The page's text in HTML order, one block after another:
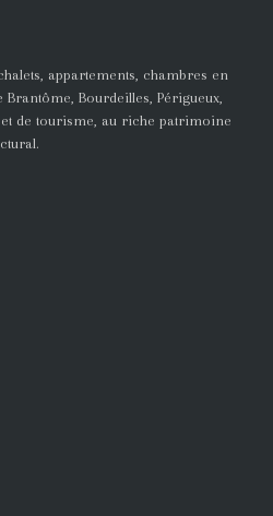
appartements, chambres en
Bourdeilles, Périgueux,
de tourisme, au riche patrimoine